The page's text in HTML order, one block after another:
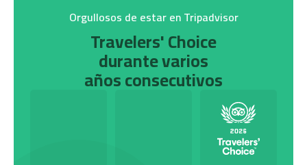
Orgullosos de estar en Tripadvisor
Travelers' Choice
durante varios
años consecutivos